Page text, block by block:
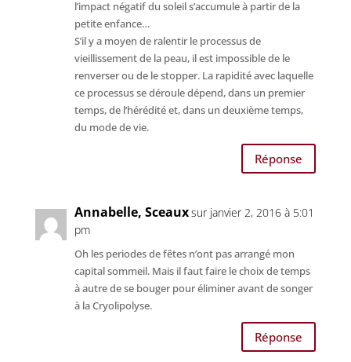
l’impact négatif du soleil s’accumule à partir de la
petite enfance…
S’il y a moyen de ralentir le processus de
vieillissement de la peau, il est impossible de le
renverser ou de le stopper. La rapidité avec laquelle
ce processus se déroule dépend, dans un premier
temps, de l’hérédité et, dans un deuxième temps,
du mode de vie.
Réponse
Annabelle, Sceauxsur janvier 2, 2016 à 5:01
pm
Oh les periodes de fêtes n’ont pas arrangé mon
capital sommeil. Mais il faut faire le choix de temps
à autre de se bouger pour éliminer avant de songer
à la Cryolipolyse.
Réponse